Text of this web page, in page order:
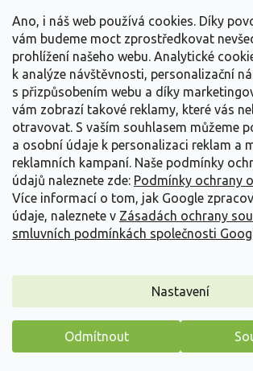
Ano, i náš web používá cookies. Díky
vám budeme moct zprostředkovat
prohlížení našeho webu. Analytické
k analýze návštěvnosti, personalizační
s přizpůsobením webu a díky
vám zobrazí takové reklamy, které vás
otravovat. S vaším souhlasem můžeme
a osobní údaje k personalizaci reklam a
reklamních kampaní. Naše podmínky
údajů naleznete zde: Podmínky ochrany
Více informací o tom, jak Google
údaje, naleznete v Zásadách ochrany
smluvních podmínkách společnosti
Nastavení
Odmítnout
Vše o nákupu
Informace pro Vás
Kontakujte nás
Vytvořil Shoptet
Copyright 2026Zahradnictví Spomyšl
vyhrazena.
Máme pro vás malý dárek